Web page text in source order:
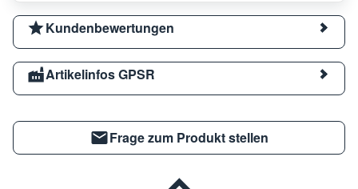
Kundenbewertungen
Artikelinfos GPSR
Frage zum Produkt stellen